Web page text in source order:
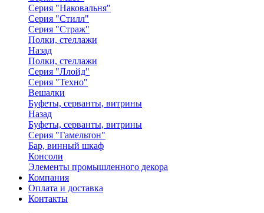
Серия "Наковальня"
Серия "Стилл"
Серия "Страж"
Полки, стеллажи
Назад
Полки, стеллажи
Серия "Ллойд"
Серия "Техно"
Вешалки
Буфеты, серванты, витрины
Назад
Буфеты, серванты, витрины
Серия "Гамельтон"
Бар, винный шкаф
Консоли
Элементы промышленного декора
Компания
Оплата и доставка
Контакты